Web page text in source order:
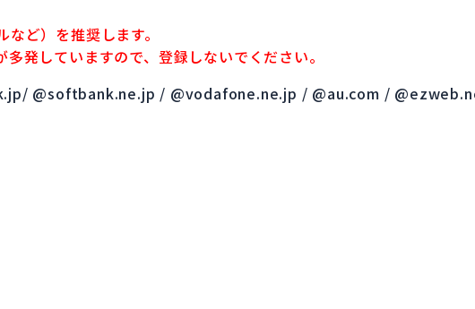
ど）を推奨します。
発していますので、登録しないでください。
@softbank.ne.jp / @vodafone.ne.jp / @au.com /